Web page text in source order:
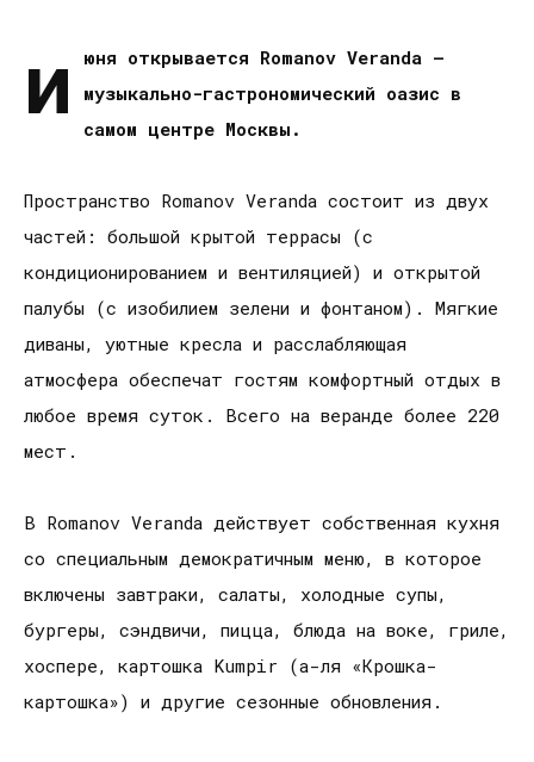
и юня открывается Romanov Veranda –
музыкально-гастрономический оазис в
самом центре Москвы.
Пространство Romanov Veranda состоит из двух
частей: большой крытой террасы (с
кондиционированием и вентиляцией) и открытой
палубы (с изобилием зелени и фонтаном). Мягкие
диваны, уютные кресла и расслабляющая
атмосфера обеспечат гостям комфортный отдых в
любое время суток. Всего на веранде более 220
мест.
В Romanov Veranda действует собственная кухня
со специальным демократичным меню, в которое
включены завтраки, салаты, холодные супы,
бургеры, сэндвичи, пицца, блюда на воке, гриле,
хоспере, картошка Kumpir (а-ля «Крошка-
картошка») и другие сезонные обновления.